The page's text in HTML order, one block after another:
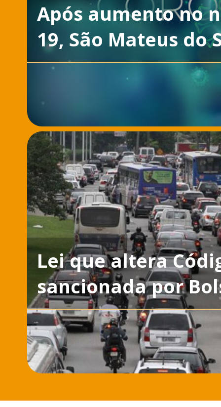
Após aumento no
19, São Mateus
Lei que altera
sancionada por